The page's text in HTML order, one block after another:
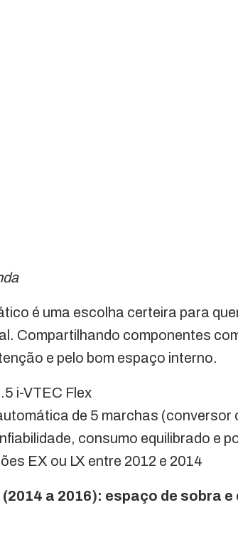
é uma escolha certeira para
Compartilhando componentes
e pelo bom espaço interno.
i-VTEC Flex
de 5 marchas (conversor
consumo equilibrado e
EX ou LX entre 2012 e 2014
a 2016): espaço de sobra e